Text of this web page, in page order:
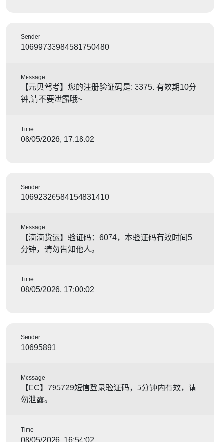
Sender
10699733984581750480
Message
【元贝驾考】您的注册验证码是: 3375. 有效期10分
钟,请不要泄露哦~
Time
08/05/2026, 17:18:02
Sender
10692326584154831410
Message
【滴滴货运】验证码：6074，本验证码有效时间5
分钟，请勿告知他人。
Time
08/05/2026, 17:00:02
Sender
10695891
Message
【EC】795729短信登录验证码，5分钟内有效，请
勿泄露。
Time
08/05/2026, 16:54:02